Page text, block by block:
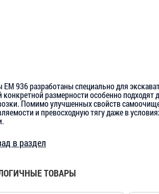
936 разработаны специально для
конкретной размерности особенно
Помимо улучшенных свойств
и превосходную тягу даже в
в раздел
ТОВАРЫ